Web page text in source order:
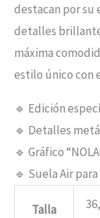
destacan por su
detalles
máxima
estilo único con
🔹 Edición
🔹 Detalles
🔹 Gráfico
🔹 Suela Air
Talla